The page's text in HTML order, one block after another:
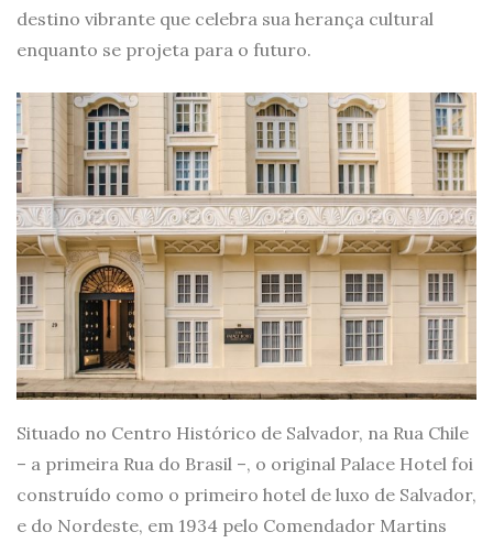
destino vibrante que celebra sua herança cultural
enquanto se projeta para o futuro.
Situado no Centro Histórico de Salvador, na Rua Chile
– a primeira Rua do Brasil –, o original Palace Hotel foi
construído como o primeiro hotel de luxo de Salvador,
e do Nordeste, em 1934 pelo Comendador Martins